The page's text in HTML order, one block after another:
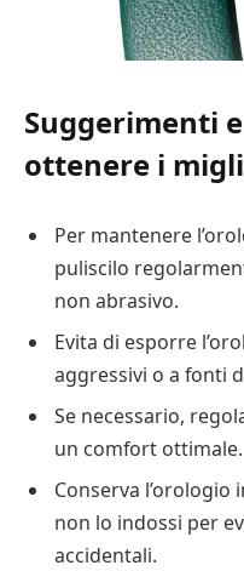
Suggerimenti
ottenere i
Per mantenere
puliscilo
non abrasivo.
Evita di esporre
aggressivi o a fonti
Se necessario,
un comfort ottimale.
Conserva
non lo indossi per
accidentali.